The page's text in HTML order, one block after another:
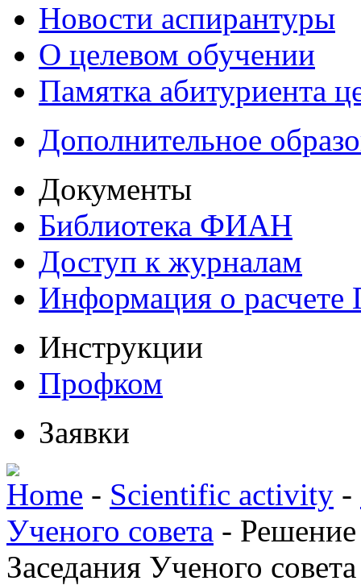
Новости аспирантуры
О целевом обучении
Памятка абитуриента
Дополнительное
Документы
Библиотека ФИАН
Доступ к журналам
Информация о
Инструкции
Профком
Заявки
Home - Scientific activity -
Ученого совета - Решение
Заседания Ученого